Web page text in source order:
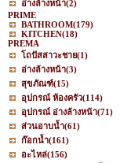
อ่างล้างหน้า(2)
PRIME
BATHROOM(179)
KITCHEN(18)
PREMA
โถปัสสาวะชาย(1)
อ่างล้างหน้า(3)
สุขภัณฑ์(15)
อุปกรณ์ ห้องครัว(114)
อุปกรณ์ อ่างล้างหน้า(71)
ส่วนอาบน้ำ(61)
ก๊อกน้ำ(161)
อะไหล่(156)